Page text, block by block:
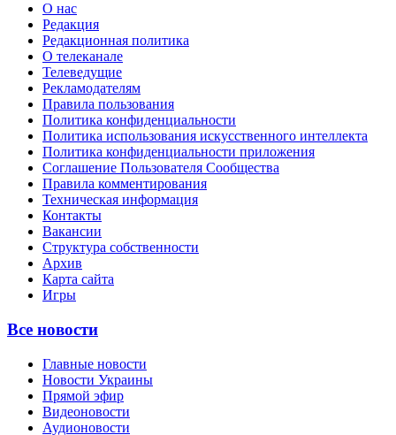
О нас
Редакция
Редакционная политика
О телеканале
Телеведущие
Рекламодателям
Правила пользования
Политика конфиденциальности
Политика использования искусственного интеллекта
Политика конфиденциальности приложения
Соглашение Пользователя Сообщества
Правила комментирования
Техническая информация
Контакты
Вакансии
Структура собственности
Архив
Карта сайта
Игры
Все новости
Главные новости
Новости Украины
Прямой эфир
Видеоновости
Аудионовости